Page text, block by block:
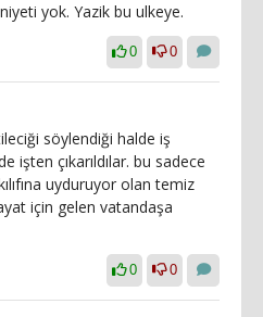
yok. Yazik bu ulkeye.
0 0
söylendiği halde iş
işten çıkarıldılar. bu sadece
uyduruyor olan temiz
için gelen vatandaşa
0 0